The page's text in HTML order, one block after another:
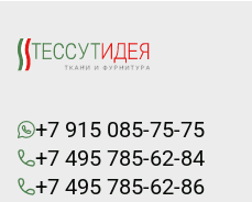
+7 915 085-75-75
+7 495 785-62-84
+7 495 785-62-86